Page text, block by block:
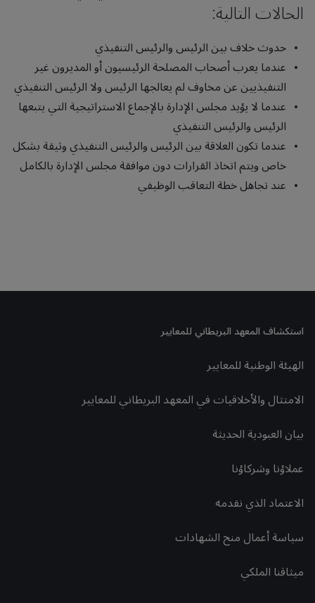
الحالات التالية:
حدوث خلاف بين الرئيس والرئيس التنفيذي
عندما يعرب أصحاب المصلحة الرئيسيون أو المديرون غير
التنفيذيين عن مخاوف لم يعالجها الرئيس ولا الرئيس التنفيذي
عندما لا يؤيد مجلس الإدارة بالإجماع الاستراتيجية التي يتبعها
الرئيس والرئيس التنفيذي
عندما تكون العلاقة بين الرئيس والرئيس التنفيذي وثيقة بشكل
خاص ويتم اتخاذ القرارات دون موافقة مجلس الإدارة بالكامل
عند تجاهل خطة التعاقب الوظيفي
استكشاف المعهد البريطاني للمعايير
الهيئة الوطنية للمعايير
الامتثال والأخلاقيات في المعهد البريطاني للمعايير
بيان العبودية الحديثة
عملاؤنا وشركاؤنا
الاعتماد الذي نقدمه
سياسة أعمال منح الشهادات
ميثاقنا الملكي